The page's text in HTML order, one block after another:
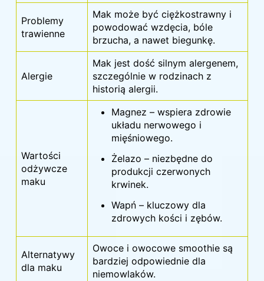
Problemy
trawienne
Mak może być ciężkostrawny i
powodować wzdęcia, bóle
brzucha, a nawet biegunkę.
Alergie
Mak jest dość silnym alergenem,
szczególnie w rodzinach z
historią alergii.
Wartości
odżywcze
maku
Magnez – wspiera zdrowie
układu nerwowego i
mięśniowego.
Żelazo – niezbędne do
produkcji czerwonych
krwinek.
Wapń – kluczowy dla
zdrowych kości i zębów.
Alternatywy
dla maku
Owoce i owocowe smoothie są
bardziej odpowiednie dla
niemowlaków.